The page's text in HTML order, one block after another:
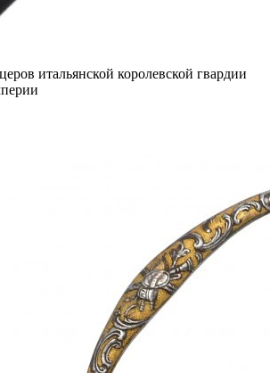
итальянской королевской гвардии